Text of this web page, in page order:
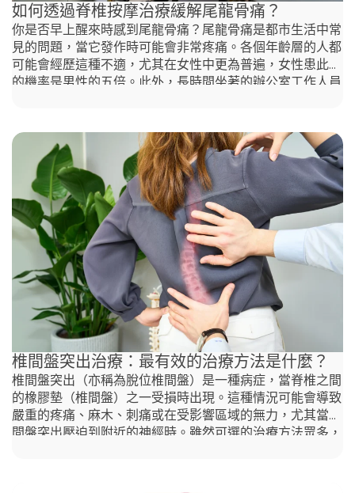
如何透過脊椎按摩治療緩解尾龍骨痛？
你是否早上醒來時感到尾龍骨痛？尾龍骨痛是都市生活中常
見的問題，當它發作時可能會非常疼痛。各個年齡層的人都
可能會經歷這種不適，尤其在女性中更為普遍，女性患此症
的機率是男性的五倍。此外，長時間坐著的辦公室工作人員
和緩解方法。 尾龍骨位於哪裡？ 尾龍骨位於骶骨和肛門之
間。大多數人擁有3到5個尾龍骨椎骨，這些椎骨通過關節
與韌帶、肌肉和骶骨相連。尾龍骨在支撐身體重量和保持穩
定的坐姿方面扮演著關鍵角色。保護尾龍骨非常重要，因為
尾龍骨的損傷——例如扭傷、脫位，甚至骨折——可能會
引起無法忍受的下背痛和骨盆痛。這時，脊椎按摩治療就能
派上用場。您可以諮詢脊醫（chiropractor for tailbone
pain）來尋求有效的緩解方法。 尾龍骨痛的五大原因 尾龍
骨痛是指脊椎底部持續的不適，可能由多種因素引起。以下
是尾龍骨痛的五大主要原因：
椎間盤突出治療：最有效的治療方法是什麼？
椎間盤突出（亦稱為脫位椎間盤）是一種病症，當脊椎之間
的橡膠墊（椎間盤）之一受損時出現。這種情況可能會導致
嚴重的疼痛、麻木、刺痛或在受影響區域的無力，尤其當椎
間盤突出壓迫到附近的神經時。雖然可選的治療方法眾多，